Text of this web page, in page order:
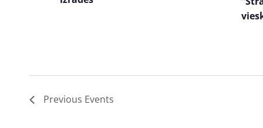
Previous Events